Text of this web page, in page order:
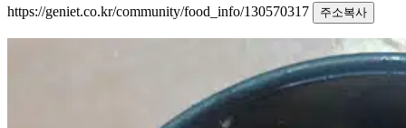
https://geniet.co.kr/community/food_info/130570317
주소복사